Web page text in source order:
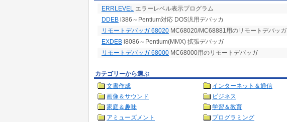
ERRLEVEL エラーレベル表示プログラム
DDEB i386～Pentium対応 DOS汎用デバッカ
リモートデバッガ 68020 MC68020/MC68881用のリモートデバッガ
EXDEB i8086～Pentium(MMX) 拡張デバッガ
リモートデバッガ 68000 MC68000用のリモートデバッガ
カテゴリーから選ぶ
文書作成
インターネット＆通信
画像＆サウンド
ビジネス
家庭＆趣味
学習＆教育
アミューズメント
プログラミング